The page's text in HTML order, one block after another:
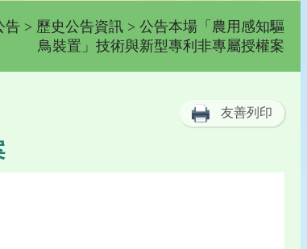
告 > 歷史公告資訊 > 公告本場「農用感知驅
鳥裝置」技術與新型專利非專屬授權案
友善列印